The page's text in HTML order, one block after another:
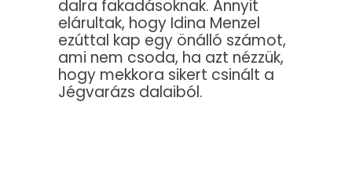
dalra fakadásoknak. Annyit
elárultak, hogy Idina Menzel
ezúttal kap egy önálló számot,
ami nem csoda, ha azt nézzük,
hogy mekkora sikert csinált a
Jégvarázs dalaiból.